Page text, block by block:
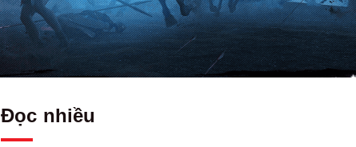
Đọc nhiều